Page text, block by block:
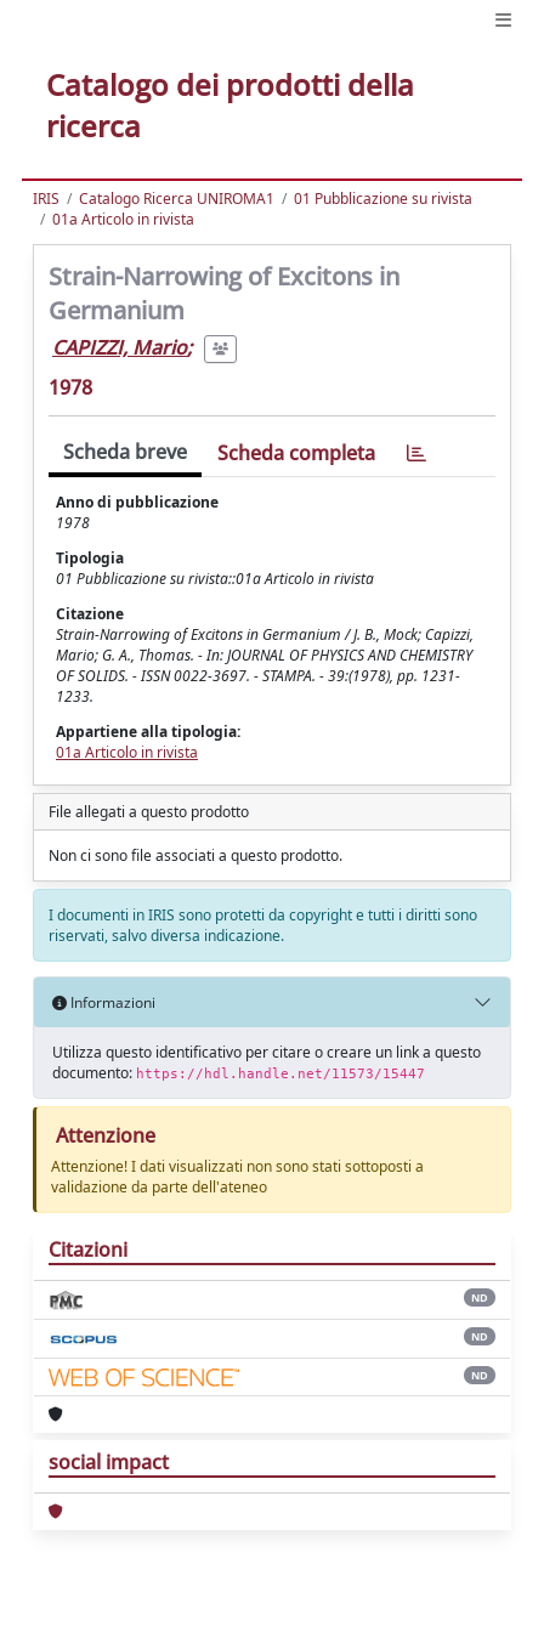
Catalogo dei prodotti della
ricerca
IRIS Catalogo Ricerca UNIROMA1
01 Pubblicazione su rivista
01a Articolo in rivista
Strain-Narrowing of Excitons in
Germanium
CAPIZZI, Mario;
1978
Scheda breve Scheda completa
Anno di pubblicazione
1978
Tipologia
01 Pubblicazione su rivista::01a Articolo in rivista
Citazione
Strain-Narrowing of Excitons in Germanium / J. B., Mock; Capizzi,
Mario; G. A., Thomas. - In: JOURNAL OF PHYSICS AND CHEMISTRY
OF SOLIDS. - ISSN 0022-3697. - STAMPA. - 39:(1978), pp. 1231-
1233.
Appartiene alla tipologia:
01a Articolo in rivista
File allegati a questo prodotto
Non ci sono file associati a questo prodotto.
I documenti in IRIS sono protetti da copyright e tutti i diritti sono
riservati, salvo diversa indicazione.
Informazioni
Utilizza questo identificativo per citare o creare un link a questo
documento: https://hdl.handle.net/11573/15447
Attenzione
Attenzione! I dati visualizzati non sono stati sottoposti a
validazione da parte dell'ateneo
Citazioni
ND
ND
ND
social impact